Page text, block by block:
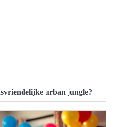
urban jungle?